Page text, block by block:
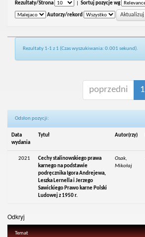
Rezultaty/Strona Sortuj pozycje wg
Autorzy/rekord
Rezultaty 1-1 z 1 (Czas wyszukiwania: 0.001 sekund).
poprzedni 1
Odsłon pozycji:
Data
wydania
Tytuł Autor(rzy)
2021
Cechy stalinowskiego prawa
karnego na podstawie
podręcznika Igora Andrejewa,
Leszka Lernella i Jerzego
Sawickiego Prawo karne Polski
Ludowej z 1950 r.
Osak,
Mikołaj
Odkryj
Temat